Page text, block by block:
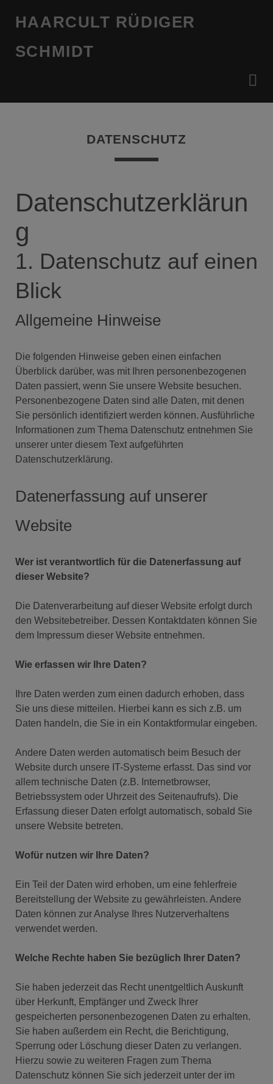
HAARCULT RÜDIGER
SCHMIDT
DATENSCHUTZ
Datenschutzerklärun
g
1. Datenschutz auf einen
Blick
Allgemeine Hinweise
Die folgenden Hinweise geben einen einfachen
Überblick darüber, was mit Ihren personenbezogenen
Daten passiert, wenn Sie unsere Website besuchen.
Personenbezogene Daten sind alle Daten, mit denen
Sie persönlich identifiziert werden können. Ausführliche
Informationen zum Thema Datenschutz entnehmen Sie
unserer unter diesem Text aufgeführten
Datenschutzerklärung.
Datenerfassung auf unserer
Website
Wer ist verantwortlich für die Datenerfassung auf
dieser Website?
Die Datenverarbeitung auf dieser Website erfolgt durch
den Websitebetreiber. Dessen Kontaktdaten können Sie
dem Impressum dieser Website entnehmen.
Wie erfassen wir Ihre Daten?
Ihre Daten werden zum einen dadurch erhoben, dass
Sie uns diese mitteilen. Hierbei kann es sich z.B. um
Daten handeln, die Sie in ein Kontaktformular eingeben.
Andere Daten werden automatisch beim Besuch der
Website durch unsere IT-Systeme erfasst. Das sind vor
allem technische Daten (z.B. Internetbrowser,
Betriebssystem oder Uhrzeit des Seitenaufrufs). Die
Erfassung dieser Daten erfolgt automatisch, sobald Sie
unsere Website betreten.
Wofür nutzen wir Ihre Daten?
Ein Teil der Daten wird erhoben, um eine fehlerfreie
Bereitstellung der Website zu gewährleisten. Andere
Daten können zur Analyse Ihres Nutzerverhaltens
verwendet werden.
Welche Rechte haben Sie bezüglich Ihrer Daten?
Sie haben jederzeit das Recht unentgeltlich Auskunft
über Herkunft, Empfänger und Zweck Ihrer
gespeicherten personenbezogenen Daten zu erhalten.
Sie haben außerdem ein Recht, die Berichtigung,
Sperrung oder Löschung dieser Daten zu verlangen.
Hierzu sowie zu weiteren Fragen zum Thema
Datenschutz können Sie sich jederzeit unter der im